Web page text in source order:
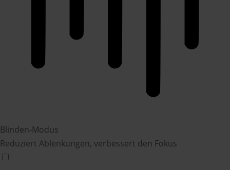
Blinden-Modus
Reduziert Ablenkungen, verbessert den Fokus